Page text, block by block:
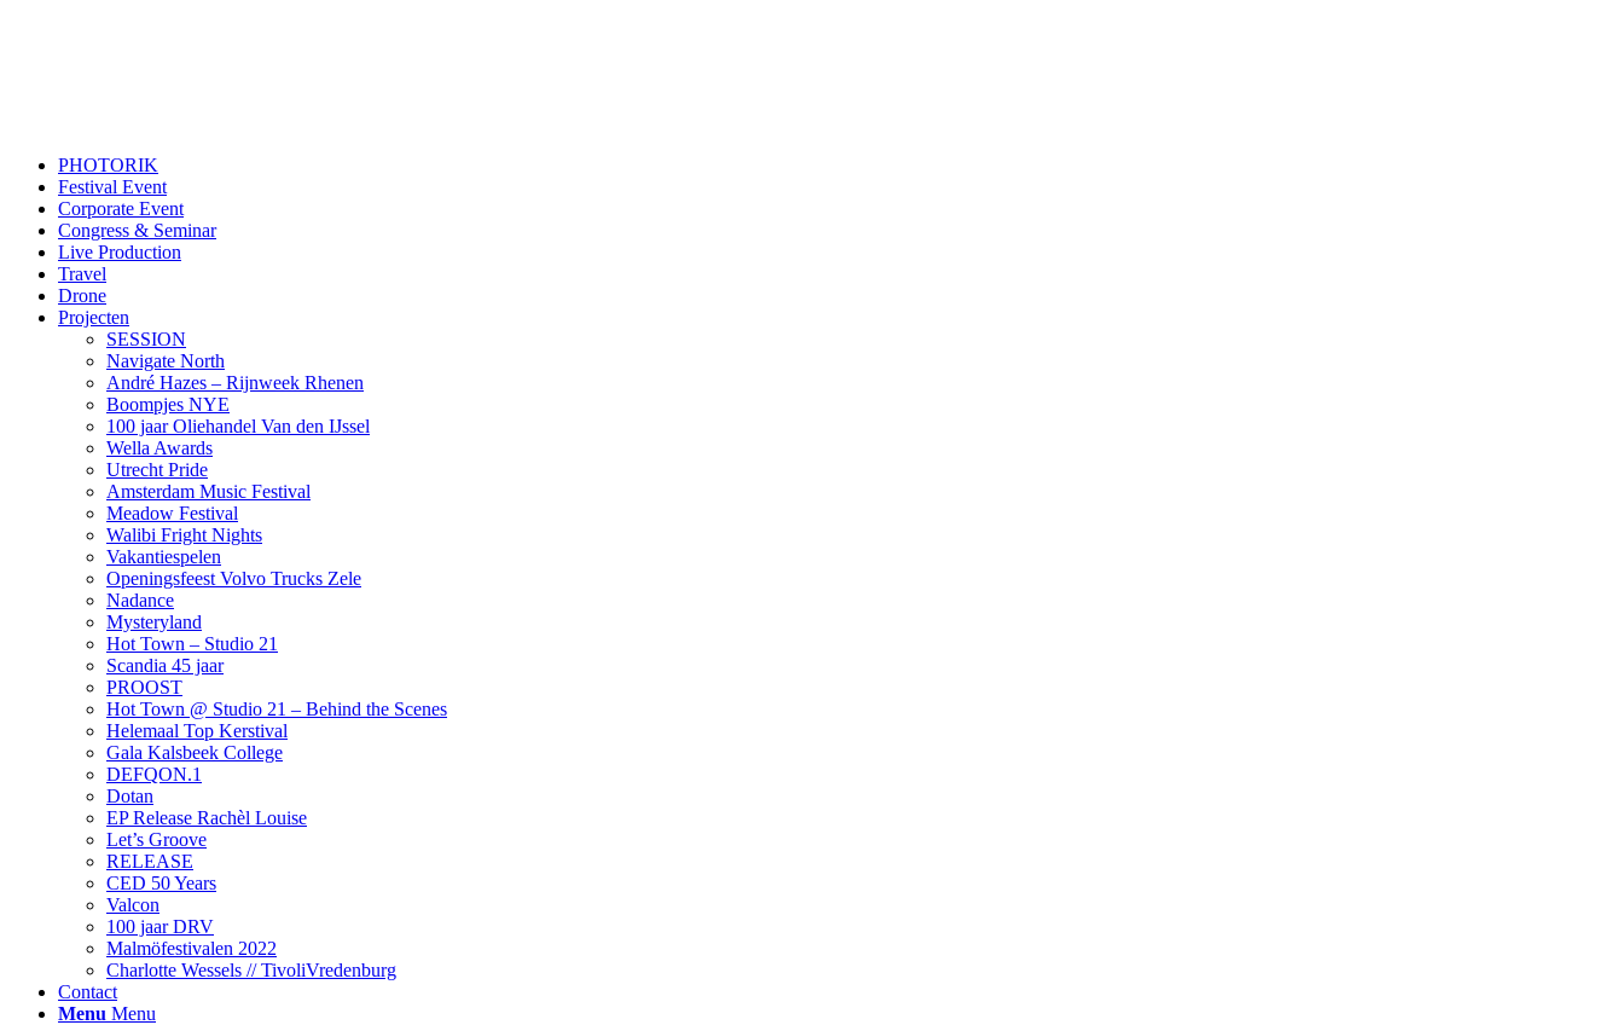
PHOTORIK
Festival Event
Corporate Event
Congress & Seminar
Live Production
Travel
Drone
Projecten
SESSION
Navigate North
André Hazes – Rijnweek Rhenen
Boompjes NYE
100 jaar Oliehandel Van den IJssel
Wella Awards
Utrecht Pride
Amsterdam Music Festival
Meadow Festival
Walibi Fright Nights
Vakantiespelen
Openingsfeest Volvo Trucks Zele
Nadance
Mysteryland
Hot Town – Studio 21
Scandia 45 jaar
PROOST
Hot Town @ Studio 21 – Behind the Scenes
Helemaal Top Kerstival
Gala Kalsbeek College
DEFQON.1
Dotan
EP Release Rachèl Louise
Let’s Groove
RELEASE
CED 50 Years
Valcon
100 jaar DRV
Malmöfestivalen 2022
Charlotte Wessels // TivoliVredenburg
Contact
Menu Menu